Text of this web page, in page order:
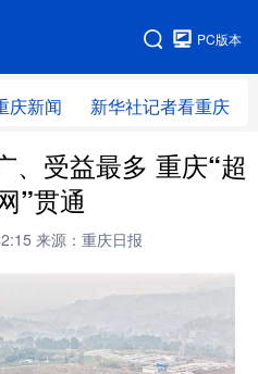
PC版本
庆新闻 新华社记者看重庆
站地图
、受益最多 重庆“超
”贯通
来源：重庆日报